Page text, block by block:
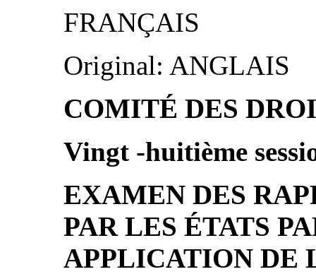
FRANÇAIS
Original: ANGLAIS
COMITÉ DES
Vingt ‑huitième
EXAMEN DES
PAR LES ÉTATS
APPLICATION DE